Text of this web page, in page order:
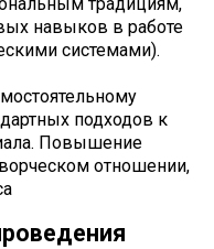
навыков в работе
системами).
подходов к
Повышение
отношении,